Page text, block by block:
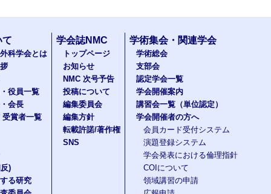
て
科学会とは
役員一覧
会長
受賞者一覧
)
る研究
学会誌NMC
トップページ
お知らせ
NMC 次号予告
投稿について
編集委員会
編集方針
転載許諾/著作権
SNS
学術集会・関連学会
学術総会
支部会
認定学会一覧
学会開催案内
講習会一覧（単位認定）
学会開催者の方へ
会員カード受付システム
演題登録システム
学会発表における倫理指針
COIについて
領域講習の申請